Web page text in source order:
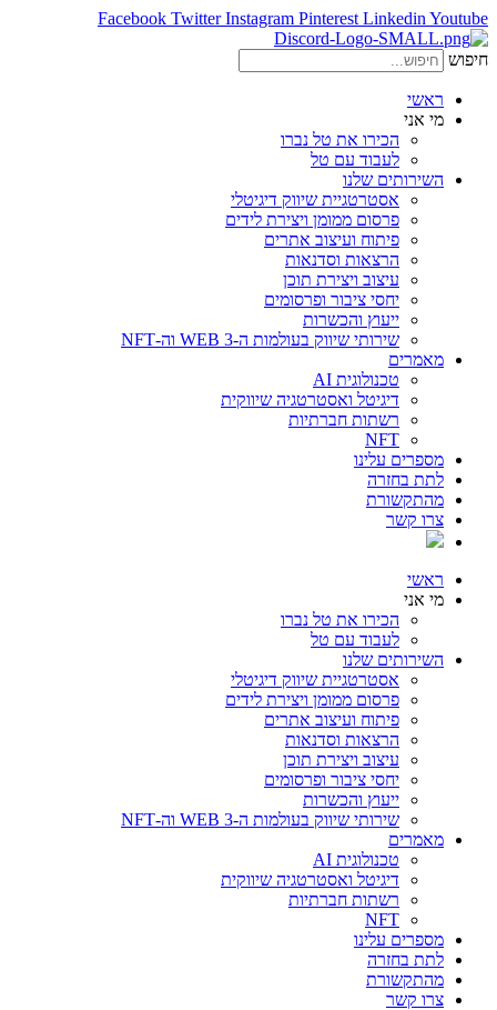
Facebook Twitter Instagram Pinterest Linkedin Youtube
חיפוש
ראשי
מי אני
הכירו את טל נברו
לעבוד עם טל
השירותים שלנו
אסטרטגיית שיווק דיגיטלי
פרסום ממומן ויצירת לידים
פיתוח ועיצוב אתרים
הרצאות וסדנאות
עיצוב ויצירת תוכן
יחסי ציבור ופרסומים
ייעוץ והכשרות
שירותי שיווק בעולמות ה-WEB 3 וה-NFT
מאמרים
טכנולוגית AI
דיגיטל ואסטרטגיה שיווקית
רשתות חברתיות
NFT
מספרים עלינו
לתת בחזרה
מהתקשורת
צרו קשר
ראשי
מי אני
הכירו את טל נברו
לעבוד עם טל
השירותים שלנו
אסטרטגיית שיווק דיגיטלי
פרסום ממומן ויצירת לידים
פיתוח ועיצוב אתרים
הרצאות וסדנאות
עיצוב ויצירת תוכן
יחסי ציבור ופרסומים
ייעוץ והכשרות
שירותי שיווק בעולמות ה-WEB 3 וה-NFT
מאמרים
טכנולוגית AI
דיגיטל ואסטרטגיה שיווקית
רשתות חברתיות
NFT
מספרים עלינו
לתת בחזרה
מהתקשורת
צרו קשר